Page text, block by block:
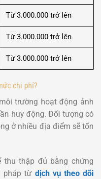
Từ 3.000.000 trở lên
Từ 3.000.000 trở lên
Từ 3.000.000 trở lên
chi phí?
trường hoạt động ảnh
huy động. Đối tượng có
ở nhiều địa điểm sẽ tốn
thu thập đủ bằng chứng
pháp từ dịch vụ theo dõi